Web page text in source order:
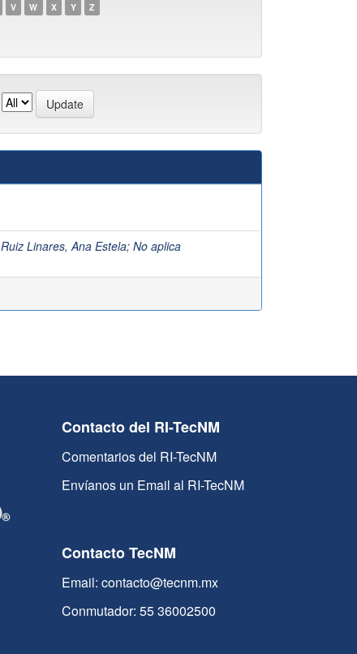
V W X Y Z
Ruiz Linares, Ana Estela; No aplica
Contacto del RI-TecNM
Comentarios del RI-TecNM
Envíanos un Email al RI-TecNM
Contacto TecNM
Email: contacto@tecnm.mx
Conmutador: 55 36002500